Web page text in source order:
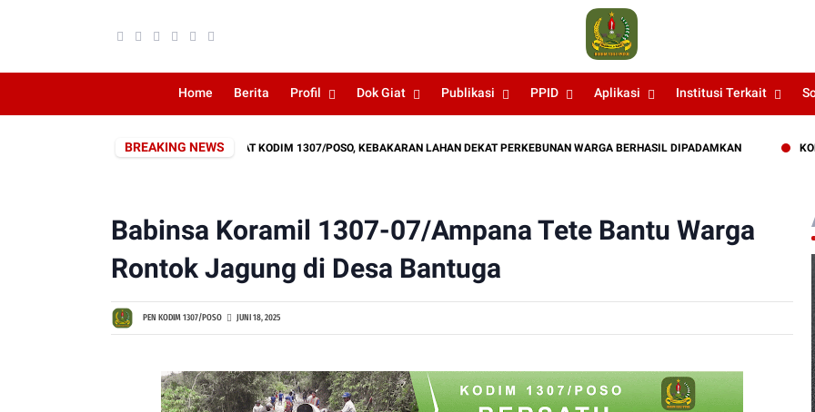
Home Berita Profil Dok Giat Publikasi PPID Aplikasi Institusi Terkait
BREAKING NEWS
RESPONS CEPAT KODIM 1307/POSO, KEBAKARAN LAHAN DEKAT PERKEBUNAN WARGA BERHASIL DIPADAMKAN KODIM
Babinsa Koramil 1307-07/Ampana Tete Bantu Warga
Rontok Jagung di Desa Bantuga
PEN KODIM 1307/POSO JUNI 18, 2025